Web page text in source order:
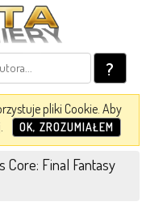
?
pliki Cookie. Aby
. OK, ZROZUMIAŁEM
Core: Final Fantasy